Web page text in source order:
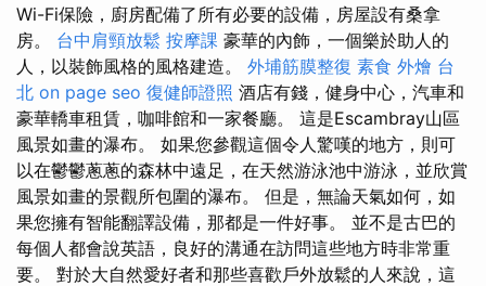
Wi-Fi保險，廚房配備了所有必要的設備，房屋設有桑拿
房。 台中肩頸放鬆 按摩課 豪華的內飾，一個樂於助人的
人，以裝飾風格的風格建造。 外埔筋膜整復 素食 外燴 台
北 on page seo 復健師證照 酒店有錢，健身中心，汽車和
豪華轎車租賃，咖啡館和一家餐廳。 這是Escambray山區
風景如畫的瀑布。 如果您參觀這個令人驚嘆的地方，則可
以在鬱鬱蔥蔥的森林中遠足，在天然游泳池中游泳，並欣賞
風景如畫的景觀所包圍的瀑布。 但是，無論天氣如何，如
果您擁有智能翻譯設備，那都是一件好事。 並不是古巴的
每個人都會說英語，良好的溝通在訪問這些地方時非常重
要。 對於大自然愛好者和那些喜歡戶外放鬆的人來說，這